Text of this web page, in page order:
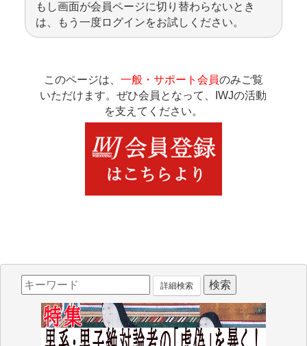
もし画面が会員ページに切り替わらないとき
は、もう一度ログインをお試しください。
このページは、 一般・サポート会員のみご覧
いただけます。ぜひ会員となって、IWJの活動
を支えてください。
詳細検索